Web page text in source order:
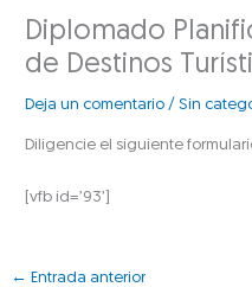
Diplomado
de Destinos
Deja un comentario /Sin
Diligencie el siguiente
[vfb id=’93’]
← Entrada anterior